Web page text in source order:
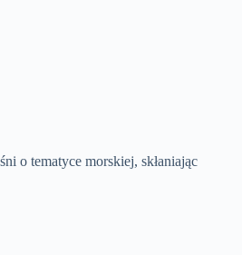
o tematyce morskiej, skłaniając